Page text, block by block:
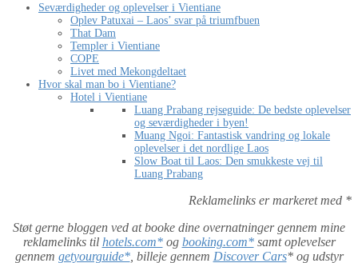
Seværdigheder og oplevelser i Vientiane
Oplev Patuxai – Laos’ svar på triumfbuen
That Dam
Templer i Vientiane
COPE
Livet med Mekongdeltaet
Hvor skal man bo i Vientiane?
Hotel i Vientiane
Luang Prabang rejseguide: De bedste oplevelser
og seværdigheder i byen!
Muang Ngoi: Fantastisk vandring og lokale
oplevelser i det nordlige Laos
Slow Boat til Laos: Den smukkeste vej til
Luang Prabang
Reklamelinks er markeret med *
Støt gerne bloggen ved at booke dine overnatninger gennem mine
reklamelinks til hotels.com*og booking.com*samt oplevelser
gennem getyourguide*, billeje gennem Discover Cars* og udstyr